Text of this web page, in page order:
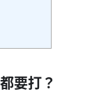
要打？